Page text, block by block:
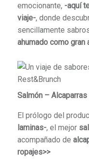
emocionante, -aquí
viaje-, donde
sencillamente
ahumado como gran
Salmón –
El prólogo del
laminas-, el mejor
acompañado de
ropajes>>